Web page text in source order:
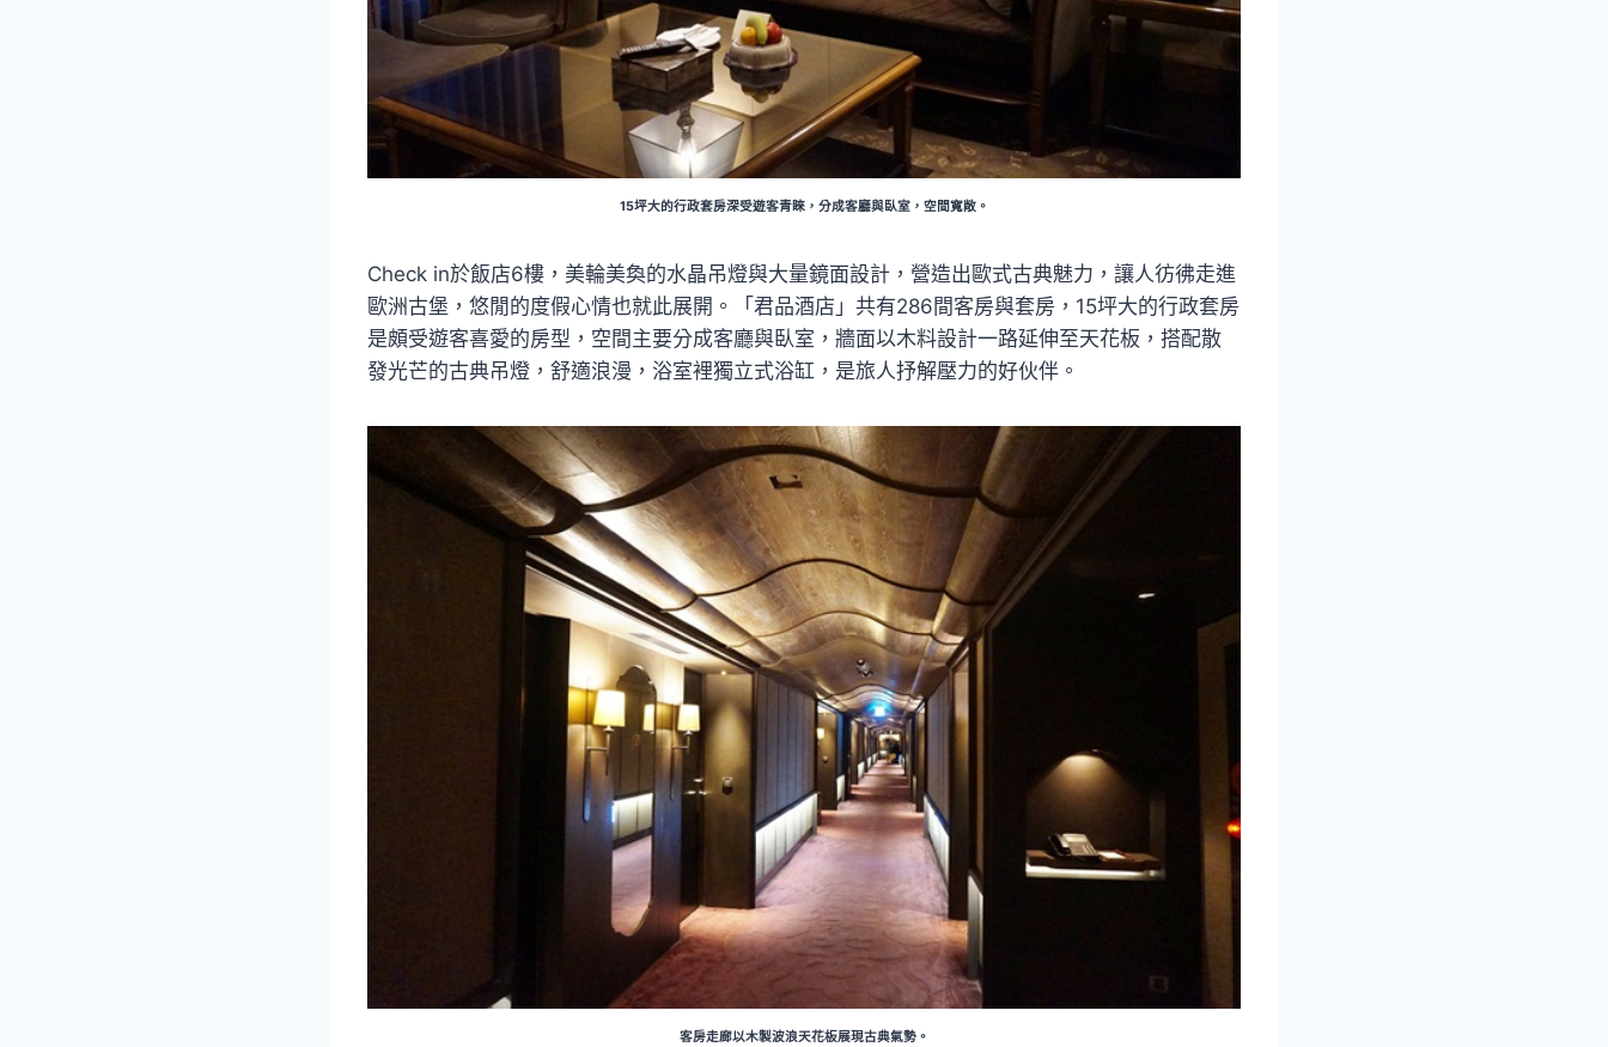
15坪大的行政套房深受遊客青睞，分成客廳與臥室，空間寬敞。
Check in於飯店6樓，美輪美奐的水晶吊燈與大量鏡面設計，營造出歐式古典魅力，讓人彷彿走進
歐洲古堡，悠閒的度假心情也就此展開。「君品酒店」共有286間客房與套房，15坪大的行政套房
是頗受遊客喜愛的房型，空間主要分成客廳與臥室，牆面以木料設計一路延伸至天花板，搭配散
發光芒的古典吊燈，舒適浪漫，浴室裡獨立式浴缸，是旅人抒解壓力的好伙伴。
客房走廊以木製波浪天花板展現古典氣勢。